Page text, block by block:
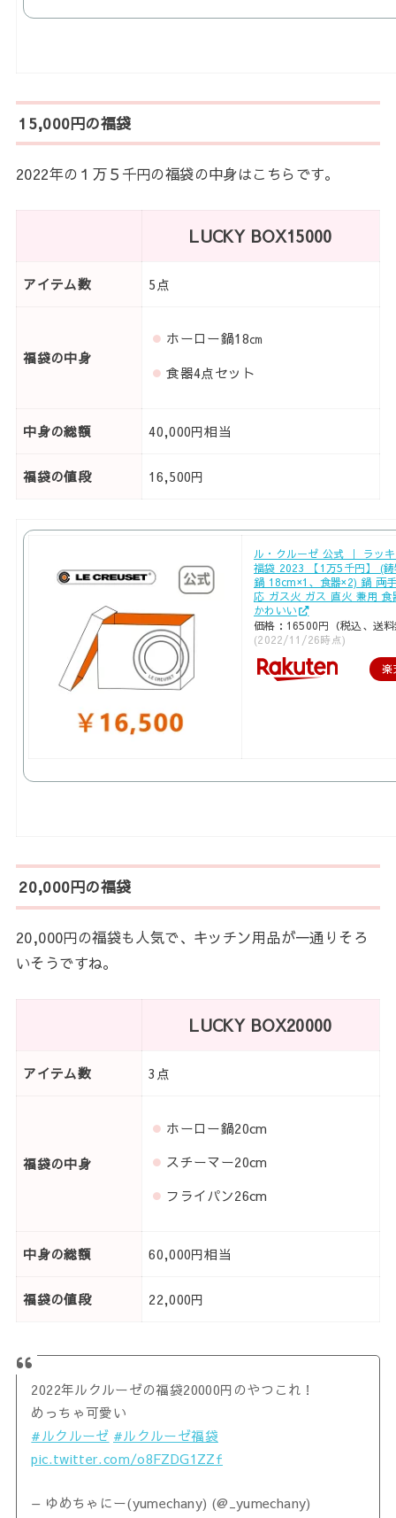
15,000円の福袋
2022年の１万５千円の福袋の中身はこちらです。
LUCKY BOX15000
アイテム数 5点
福袋の中身
ホーロー鍋18㎝
食器4点セット
中身の総額 40,000円相当
福袋の値段 16,500円
ル・クルーゼ 公式 ｜ ラッ
福袋 2023 【1万5千円】 (
鍋 18cm×1、食器×2) 鍋 両
応 ガス火 ガス 直火 兼用 食
かわいい
価格：16500円（税込、送
(2022/11/26時点)
楽
20,000円の福袋
20,000円の福袋も人気で、キッチン用品が一通りそろ
いそうですね。
LUCKY BOX20000
アイテム数 3点
福袋の中身
ホーロー鍋20cm
スチーマー20cm
フライパン26cm
中身の総額 60,000円相当
福袋の値段 22,000円
2022年ルクルーゼの福袋20000円のやつこれ！
めっちゃ可愛い
#ルクルーゼ #ルクルーゼ福袋
pic.twitter.com/o8FZDG1ZZf
— ゆめちゃにー(yumechany) (@_yumechany)